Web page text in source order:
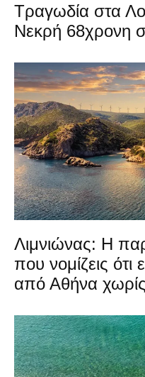
Τραγωδία στα
Νεκρή 68χρονη
Λιμνιώνας: Η
που νομίζεις ότι
από Αθήνα